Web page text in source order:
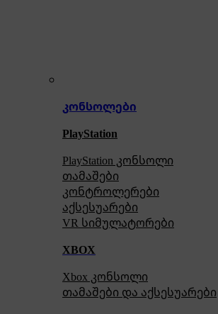
კონსოლები
PlayStation
PlayStation კონსოლი
თამაშები
კონტროლერები
აქსესუარები
VR სიმულატორები
XBOX
Xbox კონსოლი
თამაშები და აქსესუარები